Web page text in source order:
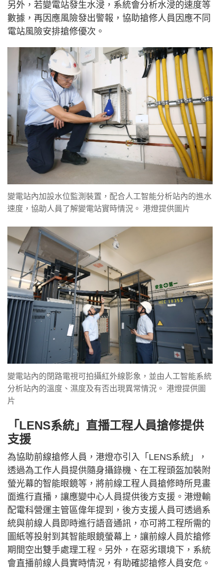
另外，若變電站發生水浸，系統會分析水浸的速度等
數據，再因應風險發出警報，協助搶修人員因應不同
電站風險安排搶修優次。
變電站內加設水位監測裝置，配合人工智能分析站內的進水
速度，協助人員了解變電站實時情況。 港燈提供圖片
變電站內的閉路電視可拍攝紅外線影象，並由人工智能系統
分析站內的溫度、濕度及有否出現異常情況。 港燈提供圖
片
「LENS系統」直播工程人員搶修提供
支援
為協助前線搶修人員，港燈亦引入「LENS系統」，
透過為工作人員提供隨身攝錄機、在工程頭盔加裝附
螢光幕的智能眼鏡等，將前線工程人員搶修時所見畫
面進行直播，讓應變中心人員提供後方支援。港燈輸
配電科營運主管區偉年提到，後方支援人員可透過系
統與前線人員即時進行語音通訊，亦可將工程所需的
圖紙等投射到其智能眼鏡螢幕上，讓前線人員於搶修
期間空出雙手處理工程。另外，在惡劣環境下，系統
會直播前線人員實時情況，有助確認搶修人員安危。